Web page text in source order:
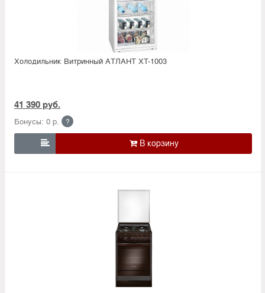
Холодильник Витринный АТЛАНТ XT-1003
41 390 руб.
Бонусы: 0 р. ?
